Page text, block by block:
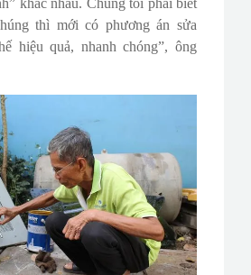
thì mới có phương án sửa
hiệu quả, nhanh chóng”, ông